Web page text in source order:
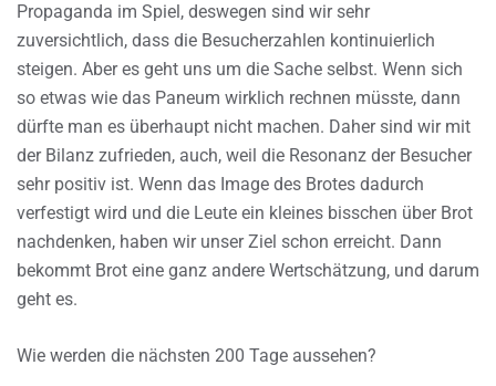
Propaganda im Spiel, deswegen sind wir sehr
zuversichtlich, dass die Besucherzahlen kontinuierlich
steigen. Aber es geht uns um die Sache selbst. Wenn sich
so etwas wie das Paneum wirklich rechnen müsste, dann
dürfte man es überhaupt nicht machen. Daher sind wir mit
der Bilanz zufrieden, auch, weil die Resonanz der Besucher
sehr positiv ist. Wenn das Image des Brotes dadurch
verfestigt wird und die Leute ein kleines bisschen über Brot
nachdenken, haben wir unser Ziel schon erreicht. Dann
bekommt Brot eine ganz andere Wertschätzung, und darum
geht es.
Wie werden die nächsten 200 Tage aussehen?